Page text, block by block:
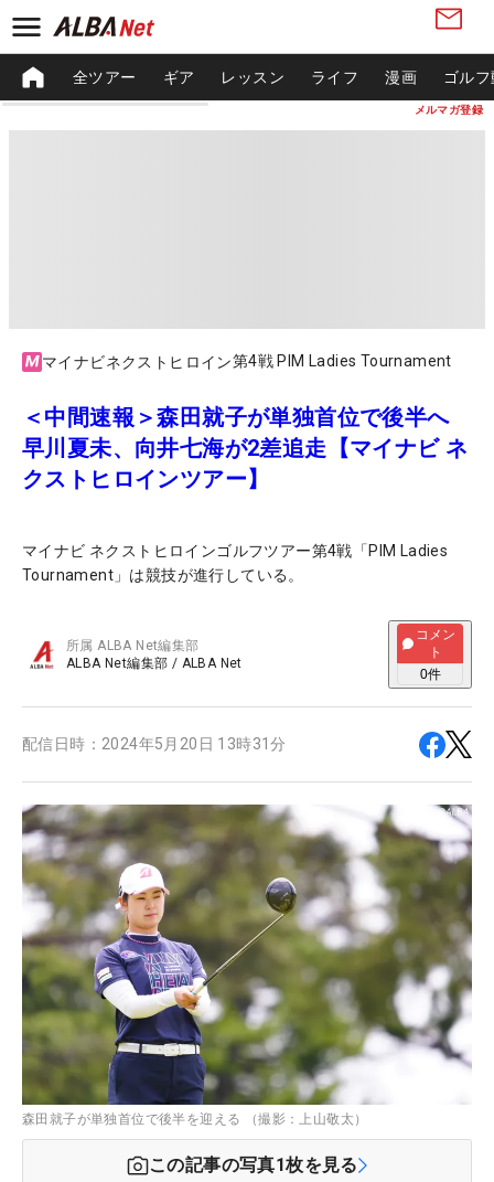
メルマガ登録
全ツアー ギア レッスン ライフ 漫画 ゴル
マイナビネクストヒロイン第4戦 PIM Ladies Tournament
＜中間速報＞森田就子が単独首位で後半へ
早川夏未、向井七海が2差追走【マイナビ ネ
クストヒロインツアー】
マイナビ ネクストヒロインゴルフツアー第4戦「PIM Ladies
Tournament」は競技が進行している。
所属ALBA Net編集部
ALBA Net編集部 / ALBA Net
コメン
ト
0件
配信日時： 2024年5月20日 13時31分
森田就子が単独首位で後半を迎える （撮影：上山敬太）
この記事の写真1枚を見る